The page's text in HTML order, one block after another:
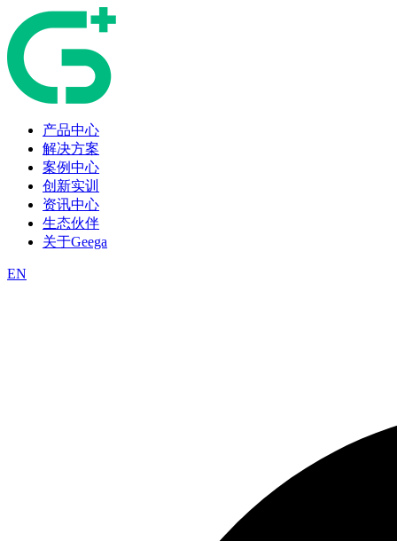
产品中心
解决方案
案例中心
创新实训
资讯中心
生态伙伴
关于Geega
EN